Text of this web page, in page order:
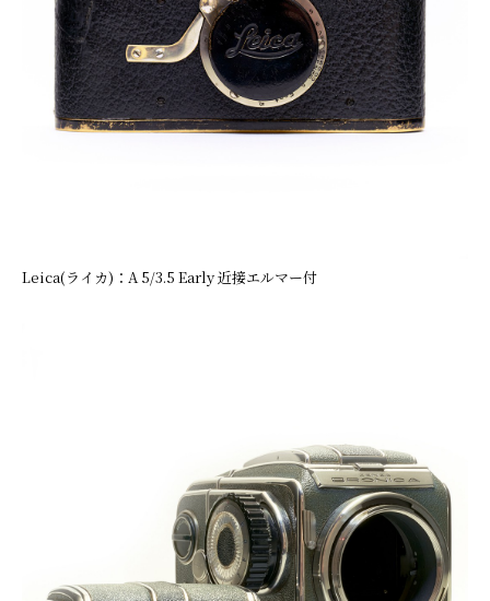
Leica(ライカ)：A 5/3.5 Early 近接エルマー付